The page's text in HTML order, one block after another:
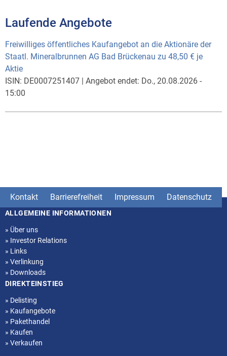
Laufende Angebote
Freiwilliges öffentliches Kaufangebot an die Aktionäre der
Staatl. Mineralbrunnen AG Bad Brückenau zu 48,50 € je
Aktie
ISIN: DE0007251407 | Angebot endet: Do., 20.08.2026 -
15:00
Kontakt Barrierefreiheit Impressum Datenschutz
Seitenstruktur
ALLGEMEINE INFORMATIONEN
» Über uns
» Investor Relations
» Links
» Verlinkung
» Downloads
DIREKTEINSTIEG
» Delisting
» Kaufangebote
» Pakethandel
» Kaufen
» Verkaufen